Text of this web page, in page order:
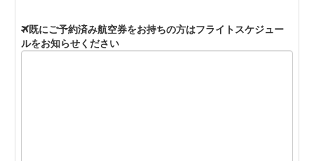
既にご予約済み航空券をお持ちの方はフライトスケジュー
ルをお知らせください